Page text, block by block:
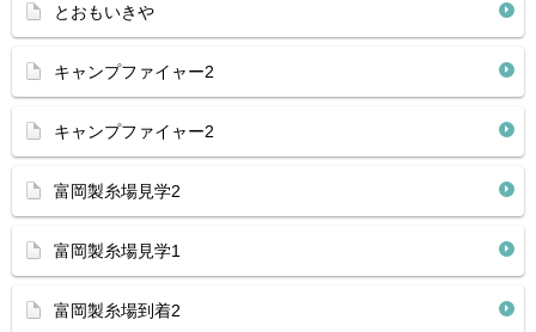
とおもいきや
キャンプファイャー2
キャンプファイャー2
富岡製糸場見学2
富岡製糸場見学1
富岡製糸場到着2